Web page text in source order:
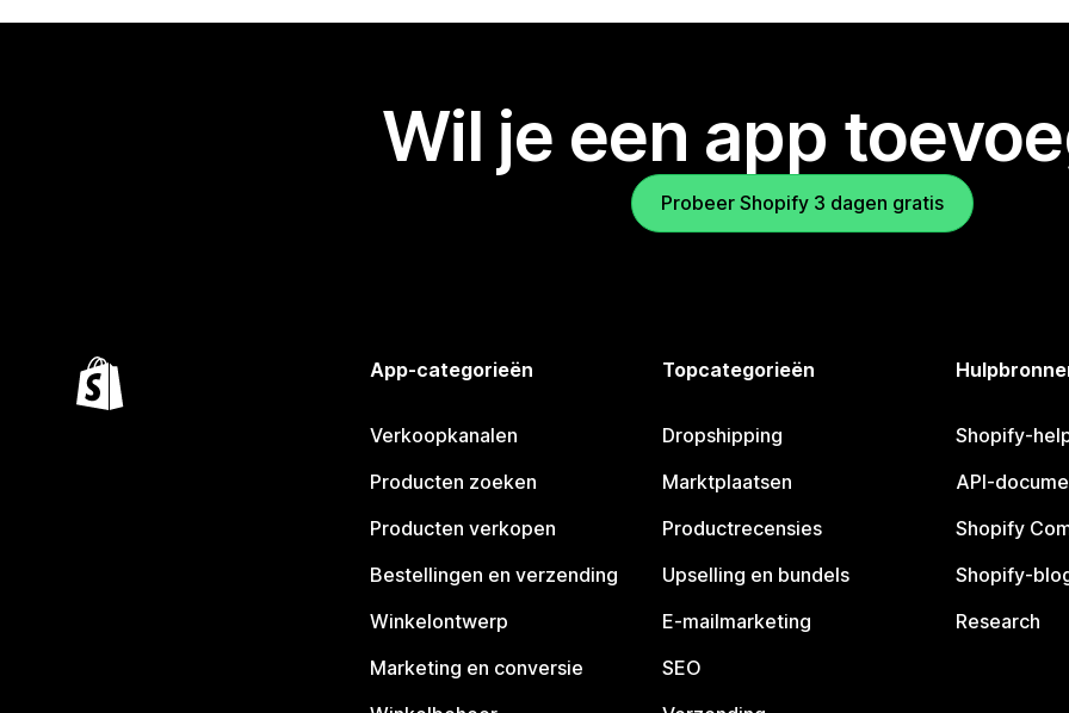
Wil je een app
Probeer Shopify 3 dagen gratis
App-categorieën
Verkoopkanalen
Producten zoeken
Producten verkopen
Bestellingen en verzending
Winkelontwerp
Marketing en conversie
Topcategorieën
Dropshipping
Marktplaatsen
Productrecensies
Upselling en bundels
E-mailmarketing
SEO
Shopify-
API-
Shopify
Shopify-
Research